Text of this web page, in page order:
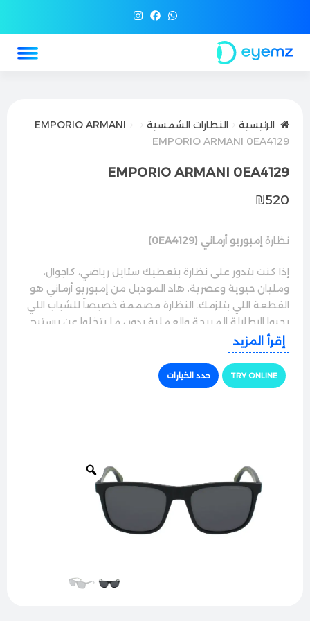
الرئيسية النظارات الشمسية
EMPORIO ARMANI
EMPORIO ARMANI 0EA4129
EMPORIO ARMANI 0EA4129
₪520
نظارة إمبوريو أرماني (0EA4129)
إذا كنت بتدور على نظارة بتعطيك ستايل رياضي، كاجوال،
ومليان حيوية وعصرية، هاد الموديل من إمبوريو أرماني هو
القطعة اللي بتلزمك. النظارة مصممة خصيصاً للشباب اللي
بحبوا الإطلالة المريحة والعملية بدون ما يتخلوا عن برستيج
وفخامة الماركة الإيطالية العريقة، وهي الخيار الصح لكل
مشاويرك، طلعاتك، وسواقتك اليومية.
الجودة والراحة
الشمس وإنت مرتاح ومش حاسس بوزنها.
حماية وأداء ممتاز
مجهزة بعدسات أصلية فائقة النقاء والجودة، بتوفر حماية
كاملة 100% من أشعة الشمس والأشعة فوق البنفسجية
وتضمن لك رؤية واضحة ونقية وقت السواقة في الأيام
إقرأ المزيد
TRY ONLINE حدد الخيارات